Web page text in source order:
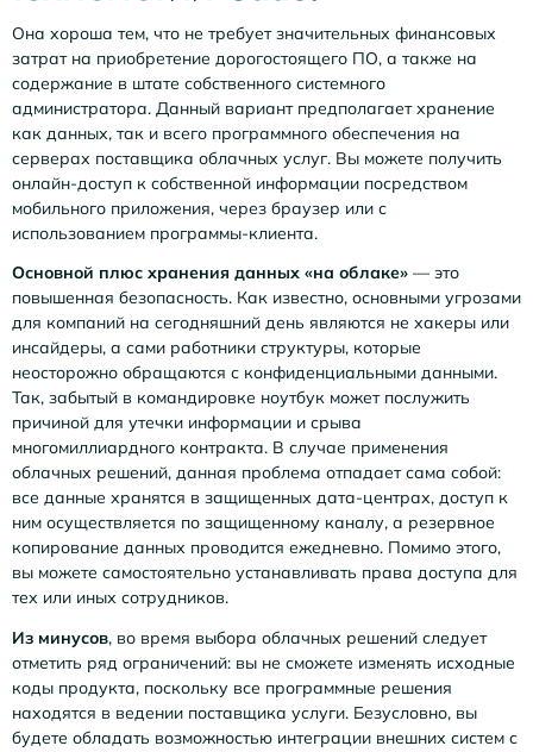
Она хороша тем, что не требует значительных финансовых
затрат на приобретение дорогостоящего ПО, а также на
содержание в штате собственного системного
администратора. Данный вариант предполагает хранение
как данных, так и всего программного обеспечения на
серверах поставщика облачных услуг. Вы можете получить
онлайн-доступ к собственной информации посредством
мобильного приложения, через браузер или с
использованием программы-клиента.
Основной плюс хранения данных «на облаке» — это
повышенная безопасность. Как известно, основными угрозами
для компаний на сегодняшний день являются не хакеры или
инсайдеры, а сами работники структуры, которые
неосторожно обращаются с конфиденциальными данными.
Так, забытый в командировке ноутбук может послужить
причиной для утечки информации и срыва
многомиллиардного контракта. В случае применения
облачных решений, данная проблема отпадает сама собой:
все данные хранятся в защищенных дата-центрах, доступ к
ним осуществляется по защищенному каналу, а резервное
копирование данных проводится ежедневно. Помимо этого,
вы можете самостоятельно устанавливать права доступа для
тех или иных сотрудников.
Из минусов, во время выбора облачных решений следует
отметить ряд ограничений: вы не сможете изменять исходные
коды продукта, поскольку все программные решения
находятся в ведении поставщика услуги. Безусловно, вы
будете обладать возможностью интеграции внешних систем с